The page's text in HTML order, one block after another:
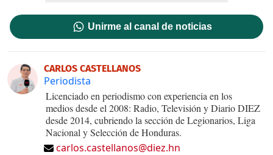
Unirme al canal de noticias
CARLOS CASTELLANOS
Periodista
Licenciado en periodismo con experiencia en los
medios desde el 2008: Radio, Televisión y Diario DIEZ
desde 2014, cubriendo la sección de Legionarios, Liga
Nacional y Selección de Honduras.
carlos.castellanos@diez.hn